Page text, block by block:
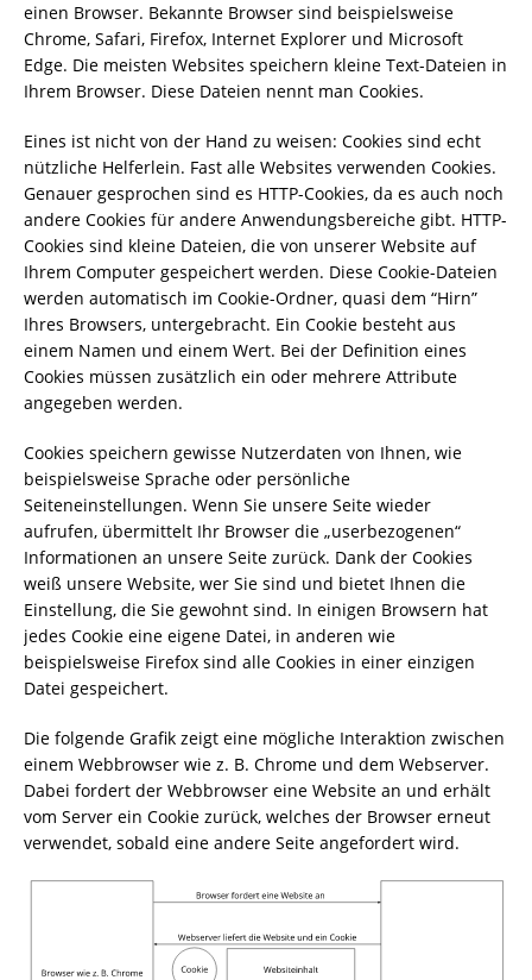
einen Browser. Bekannte Browser sind beispielsweise
Chrome, Safari, Firefox, Internet Explorer und Microsoft
Edge. Die meisten Websites speichern kleine Text-Dateien in
Ihrem Browser. Diese Dateien nennt man Cookies.
Eines ist nicht von der Hand zu weisen: Cookies sind echt
nützliche Helferlein. Fast alle Websites verwenden Cookies.
Genauer gesprochen sind es HTTP-Cookies, da es auch noch
andere Cookies für andere Anwendungsbereiche gibt. HTTP-
Cookies sind kleine Dateien, die von unserer Website auf
Ihrem Computer gespeichert werden. Diese Cookie-Dateien
werden automatisch im Cookie-Ordner, quasi dem “Hirn”
Ihres Browsers, untergebracht. Ein Cookie besteht aus
einem Namen und einem Wert. Bei der Definition eines
Cookies müssen zusätzlich ein oder mehrere Attribute
angegeben werden.
Cookies speichern gewisse Nutzerdaten von Ihnen, wie
beispielsweise Sprache oder persönliche
Seiteneinstellungen. Wenn Sie unsere Seite wieder
aufrufen, übermittelt Ihr Browser die „userbezogenen“
Informationen an unsere Seite zurück. Dank der Cookies
weiß unsere Website, wer Sie sind und bietet Ihnen die
Einstellung, die Sie gewohnt sind. In einigen Browsern hat
jedes Cookie eine eigene Datei, in anderen wie
beispielsweise Firefox sind alle Cookies in einer einzigen
Datei gespeichert.
Die folgende Grafik zeigt eine mögliche Interaktion zwischen
einem Webbrowser wie z. B. Chrome und dem Webserver.
Dabei fordert der Webbrowser eine Website an und erhält
vom Server ein Cookie zurück, welches der Browser erneut
verwendet, sobald eine andere Seite angefordert wird.